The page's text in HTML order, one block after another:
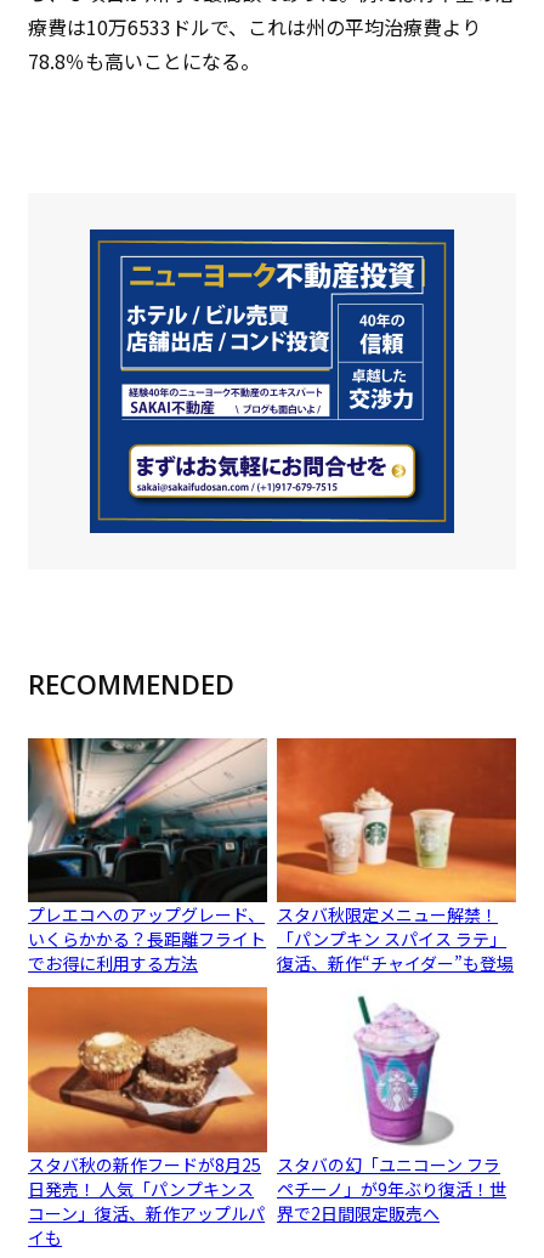
療費は10万6533ドルで、これは州の平均治療費より
78.8％も高いことになる。
RECOMMENDED
プレエコへのアップグレード、
いくらかかる？長距離フライト
でお得に利用する方法
スタバ秋限定メニュー解禁！
「パンプキン スパイス ラテ」
復活、新作“チャイダー”も登場
スタバ秋の新作フードが8月25
日発売！ 人気「パンプキンス
コーン」復活、新作アップルパ
イも
スタバの幻「ユニコーン フラ
ペチーノ」が9年ぶり復活！世
界で2日間限定販売へ